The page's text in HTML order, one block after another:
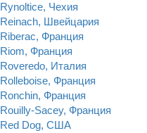
Rynoltice, Чехия
Reinach, Швейцария
Riberac, Франция
Riom, Франция
Roveredo, Италия
Rolleboise, Франция
Ronchin, Франция
Rouilly-Sacey, Франция
Red Dog, США